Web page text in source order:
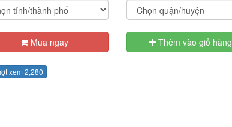
Mua ngay Thêm vào giỏ hàng
xem 2,280